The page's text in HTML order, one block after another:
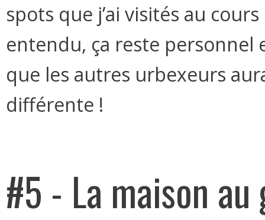
spots que j’ai visités au
entendu, ça reste personnel
que les autres urbexeurs
différente !
#5 - La maison